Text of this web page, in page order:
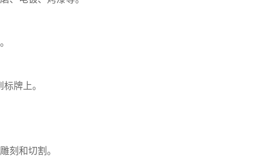
牌上。
和切割。